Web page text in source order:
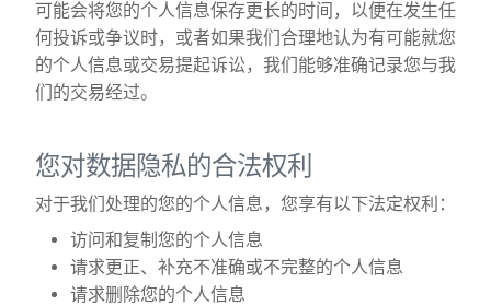
可能会将您的个人信息保存更长的时间，以便在发生任
何投诉或争议时，或者如果我们合理地认为有可能就您
的个人信息或交易提起诉讼，我们能够准确记录您与我
们的交易经过。
您对数据隐私的合法权利
对于我们处理的您的个人信息，您享有以下法定权利：
访问和复制您的个人信息
请求更正、补充不准确或不完整的个人信息
请求删除您的个人信息